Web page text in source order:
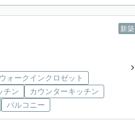
新築
ウォークインクロゼット
チン
カウンターキッチン
バルコニー